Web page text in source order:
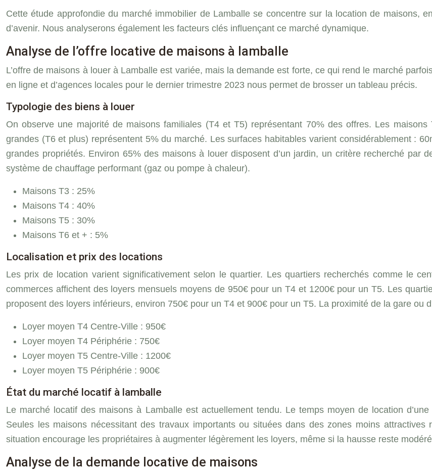
Cette étude approfondie du marché immobilier de Lamballe se concentre sur la location de maisons,
d’avenir. Nous analyserons également les facteurs clés influençant ce marché dynamique.
Analyse de l’offre locative de maisons à lamballe
L’offre de maisons à louer à Lamballe est variée, mais la demande est forte, ce qui rend le marché
en ligne et d’agences locales pour le dernier trimestre 2023 nous permet de brosser un tableau précis.
Typologie des biens à louer
On observe une majorité de maisons familiales (T4 et T5) représentant 70% des offres. Les
grandes (T6 et plus) représentent 5% du marché. Les surfaces habitables varient considérablement :
grandes propriétés. Environ 65% des maisons à louer disposent d’un jardin, un critère recherché par
système de chauffage performant (gaz ou pompe à chaleur).
Maisons T3 : 25%
Maisons T4 : 40%
Maisons T5 : 30%
Maisons T6 et + : 5%
Localisation et prix des locations
Les prix de location varient significativement selon le quartier. Les quartiers recherchés comme le
commerces affichent des loyers mensuels moyens de 950€ pour un T4 et 1200€ pour un T5. Les
proposent des loyers inférieurs, environ 750€ pour un T4 et 900€ pour un T5. La proximité de la gare ou
Loyer moyen T4 Centre-Ville : 950€
Loyer moyen T4 Périphérie : 750€
Loyer moyen T5 Centre-Ville : 1200€
Loyer moyen T5 Périphérie : 900€
État du marché locatif à lamballe
Le marché locatif des maisons à Lamballe est actuellement tendu. Le temps moyen de location
Seules les maisons nécessitant des travaux importants ou situées dans des zones moins
situation encourage les propriétaires à augmenter légèrement les loyers, même si la hausse reste
Analyse de la demande locative de maisons